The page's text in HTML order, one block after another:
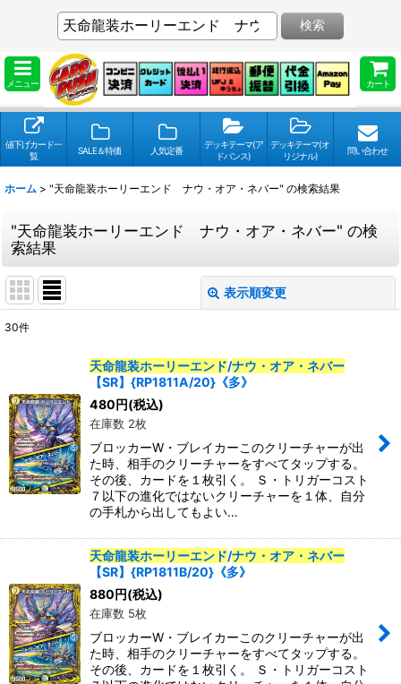
メニュー カート
検索
値下げカード一
覧
SALE＆特価 人気定番
デッキテーマ(ア
ドバンス)
デッキテーマ(オ
リジナル)
問い合わせ
ホーム > "天命龍装ホーリーエンド ナウ・オア・ネバー" の検索結果
"天命龍装ホーリーエンド ナウ・オア・ネバー" の検
索結果
表示順変更
検索キーワードをお願い致します
表示数:
並び順:
30件
天命龍装ホーリーエンド/ナウ・オア・ネバー
【SR】{RP1811A/20}《多》
480 円(税込)
在庫数 2枚
ブロッカーW・ブレイカーこのクリーチャーが出
た時、相手のクリーチャーをすべてタップする。
その後、カードを１枚引く。 Ｓ・トリガーコスト
７以下の進化ではないクリーチャーを１体、自分
の手札から出してもよい…
天命龍装ホーリーエンド/ナウ・オア・ネバー
【SR】{RP1811B/20}《多》
880 円(税込)
在庫数 5枚
ブロッカーW・ブレイカーこのクリーチャーが出
た時、相手のクリーチャーをすべてタップする。
その後、カードを１枚引く。 Ｓ・トリガーコスト